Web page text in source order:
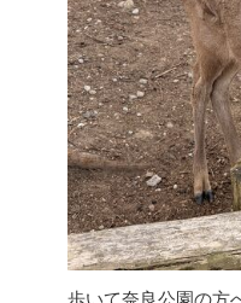
歩いて奈良公園の方